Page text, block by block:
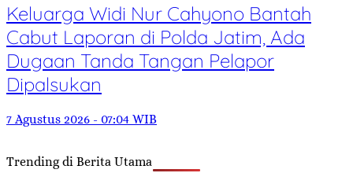
Keluarga Widi Nur Cahyono Bantah
Cabut Laporan di Polda Jatim, Ada
Dugaan Tanda Tangan Pelapor
Dipalsukan
7 Agustus 2026 - 07:04 WIB
Trending di Berita Utama